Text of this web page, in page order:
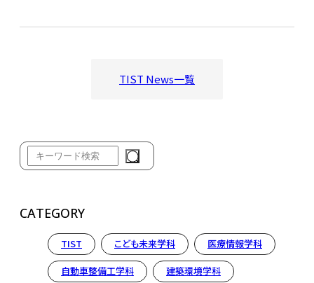
TIST News一覧
CATEGORY
TIST こども未来学科 医療情報学科
自動車整備工学科 建築環境学科